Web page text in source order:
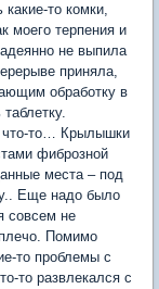
то комки,
моего терпения и
не выпила
приняла,
обработку в
что-то… Крылышки
фиброзной
места – под
Еще надо было
совсем не
Помимо
то проблемы с
то развлекался с